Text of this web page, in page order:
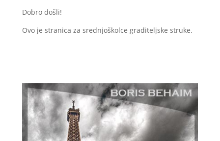
Dobro došli!
Ovo je stranica za srednjoškolce graditeljske struke.